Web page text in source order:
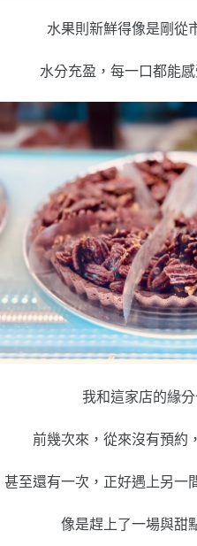
水果則新鮮得像是剛從
水分充盈，每一口都能
我和這家店的緣分
前幾次來，從來沒有預約
甚至還有一次，正好遇上另一
像是趕上了一場與甜